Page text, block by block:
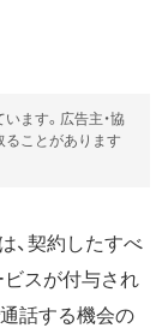
ます。広告主・協
ることがあります
、契約したすべ
スが付与され
話する機会の